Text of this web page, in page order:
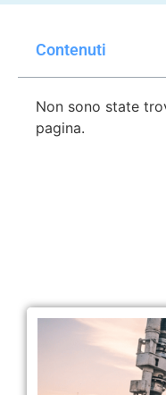
Contenuti
Non sono state
pagina.